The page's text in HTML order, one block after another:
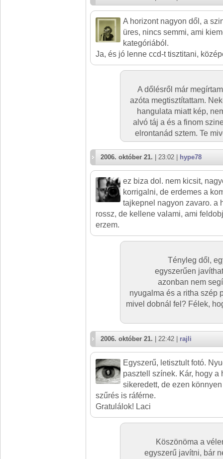
A horizont nagyon dől, a
üres, nincs semmi, ami
kategóriából.
Ja, és jó lenne ccd-t tisztitani,
A dőlésről már
azóta megtisztítattam.
hangulata miatt kép,
alvó táj a és a finom
elrontanád sztem. Te
2006. október 21. | 23:02 | hype78
ez biza dol. nem kicsit,
korrigalni, de erdemes a
tajkepnel nagyon zavaro. a
rossz, de kellene valami, ami
erzem.
Tényleg dől,
egyszerűen
azonban nem
nyugalma és a ritha szép
mivel dobnál fel? Félek,
2006. október 21. | 22:42 | rajli
Egyszerű, letisztult fotó.
pasztell színek. Kár, hogy a
sikeredett, de ezen
szűrés is ráférne.
Gratulálok! Laci
Köszönöma a
egyszerű javítni, bár